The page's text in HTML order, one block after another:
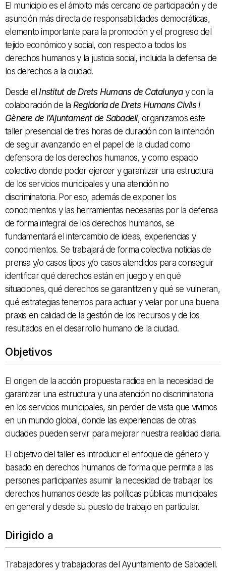
El municipio es el ámbito más cercano de participación y de
asunción más directa de responsabilidades democráticas,
elemento importante para la promoción y el progreso del
tejido económico y social, con respecto a todos los
derechos humanos y la justicia social, incluida la defensa de
los derechos a la ciudad.
Desde elInstitut de Drets Humans de Catalunyay con la
colaboración de la Regidoria de Drets Humans Civils i
Gènere de l’Ajuntament de Sabadell, organizamos este
taller presencial de tres horas de duración con la intención
de seguir avanzando en el papel de la ciudad como
defensora de los derechos humanos, y como espacio
colectivo donde poder ejercer y garantizar una estructura
de los servicios municipales y una atención no
discriminatoria. Por eso, además de exponer los
conocimientos y las herramientas necesarias por la defensa
de forma integral de los derechos humanos, se
fundamentará el intercambio de ideas, experiencias y
conocimientos. Se trabajará de forma colectiva noticias de
prensa y/o casos tipos y/o casos atendidos para conseguir
identificar qué derechos están en juego y en qué
situaciones, qué derechos se garantitzen y qué se vulneran,
qué estrategias tenemos para actuar y velar por una buena
praxis en calidad de la gestión de los recursos y de los
resultados en el desarrollo humano de la ciudad.
Objetivos
El origen de la acción propuesta radica en la necesidad de
garantizar una estructura y una atención no discriminatoria
en los servicios municipales, sin perder de vista que vivimos
en un mundo global, donde las experiencias de otras
ciudades pueden servir para mejorar nuestra realidad diaria.
El objetivo del taller es introducir el enfoque de género y
basado en derechos humanos de forma que permita a las
persones participantes asumir la necesidad de trabajar los
derechos humanos desde las políticas públicas municipales
en general y desde su puesto de trabajo en particular.
Dirigido a
Trabajadores y trabajadoras del Ayuntamiento de Sabadell.